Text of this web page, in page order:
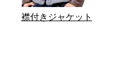
襟付きジャケット